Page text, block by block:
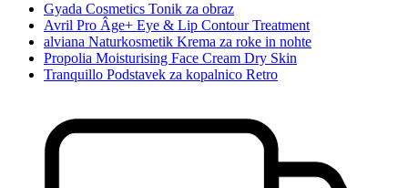
Gyada Cosmetics Tonik za obraz
Avril Pro Âge+ Eye & Lip Contour Treatment
alviana Naturkosmetik Krema za roke in nohte
Propolia Moisturising Face Cream Dry Skin
Tranquillo Podstavek za kopalnico Retro